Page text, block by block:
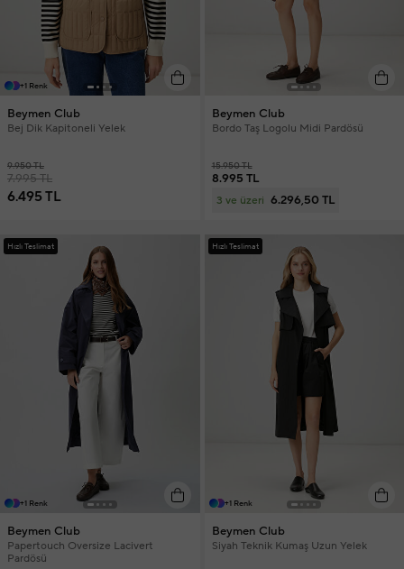
+1 Renk
Beymen Club
Bej Dik Kapitoneli Yelek
9.950 TL
7.995 TL
6.495 TL
Beymen Club
Bordo Taş Logolu Midi Pardösü
15.950 TL
8.995 TL
3 ve üzeri 6.296,50 TL
Hızlı Teslimat
+1 Renk
Beymen Club
Papertouch Oversize Lacivert
Pardösü
Hızlı Teslimat
+1 Renk
Beymen Club
Siyah Teknik Kumaş Uzun Yelek